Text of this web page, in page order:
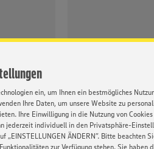
ein, um Ihnen ein bestmögliches
Ihre Daten, um unsere Website zu
Ihre Einwilligung in die Nutzung von
jederzeit individuell in den Privatsphäre-
„EINSTELLUNGEN ÄNDERN”. Bitte beachten
zur Verfügung stehen. Sie haben
ZUM ANGEBOT